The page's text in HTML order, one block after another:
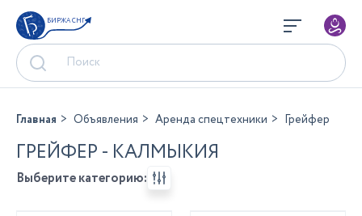
БИРЖА СНГ
Главная Объявления Аренда спецтехники Грейфер
ГРЕЙФЕР - КАЛМЫКИЯ
Выберите категорию: